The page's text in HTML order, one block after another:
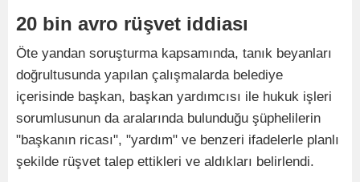
20 bin avro rüşvet iddiası
Öte yandan soruşturma kapsamında, tanık beyanları
doğrultusunda yapılan çalışmalarda belediye
içerisinde başkan, başkan yardımcısı ile hukuk işleri
sorumlusunun da aralarında bulunduğu şüphelilerin
"başkanın ricası", "yardım" ve benzeri ifadelerle planlı
şekilde rüşvet talep ettikleri ve aldıkları belirlendi.